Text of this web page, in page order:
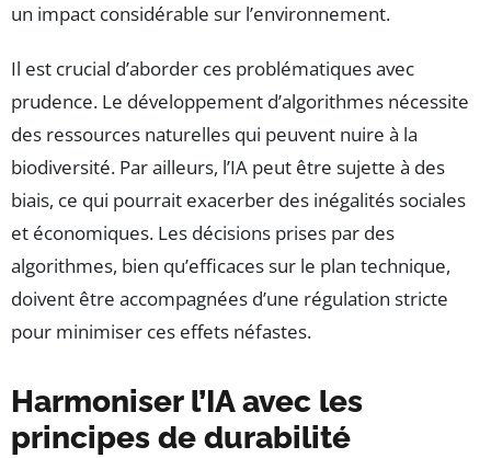
un impact considérable sur l’environnement.
Il est crucial d’aborder ces problématiques avec
prudence. Le développement d’algorithmes nécessite
des ressources naturelles qui peuvent nuire à la
biodiversité. Par ailleurs, l’IA peut être sujette à des
biais, ce qui pourrait exacerber des inégalités sociales
et économiques. Les décisions prises par des
algorithmes, bien qu’efficaces sur le plan technique,
doivent être accompagnées d’une régulation stricte
pour minimiser ces effets néfastes.
Harmoniser l’IA avec les
principes de durabilité